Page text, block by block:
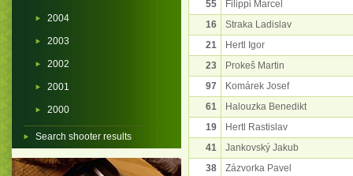
55
Filippi Marcel
16
Straka Ladislav
21
Hertl Igor
23
Prokeš Martin
97
Komárek Josef
61
Halouzka Benedikt
19
Hertl Rastislav
41
Jankovský Jakub
38
Zázvorka Pavel
2004
2003
2002
2001
2000
Search shooter results